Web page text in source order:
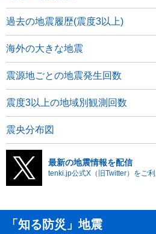
過去の地震履歴(震度3以上)
海外の大きな地震
震源地ごとの地震発生回数
震度3以上の地域別観測回数
震央分布図
最新の地震情報を配信
tenki.jp公式X（旧Twitter）をご利
「知る防災」地震